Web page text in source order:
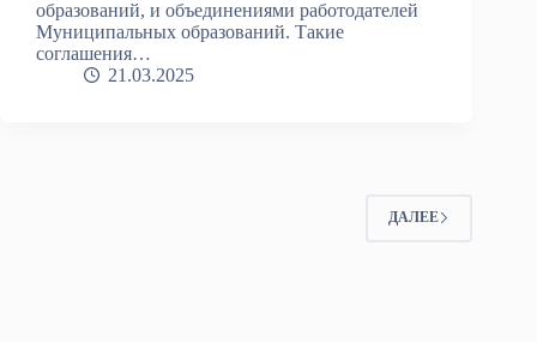
образований, и объединениями работодателей
Муниципальных образований. Такие
соглашения…
21.03.2025
ДАЛЕЕ